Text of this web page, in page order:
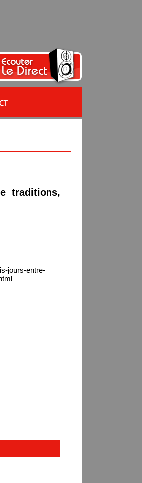
traditions,
jours-entre-